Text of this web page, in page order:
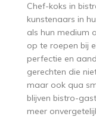
Chef-koks in
kunstenaars in
als hun medium
op te roepen bij
perfectie en
gerechten die
maar ook qua
blijven bistro-
meer